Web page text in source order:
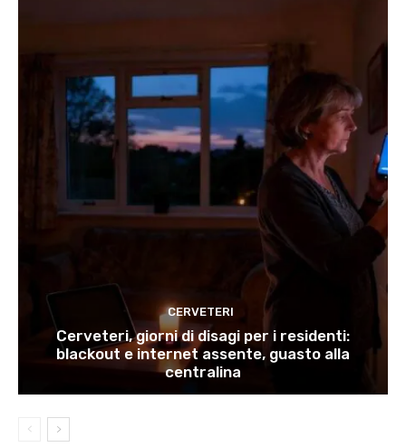
CERVETERI
Cerveteri, giorni di disagi per i residenti:
blackout e internet assente, guasto alla
centralina